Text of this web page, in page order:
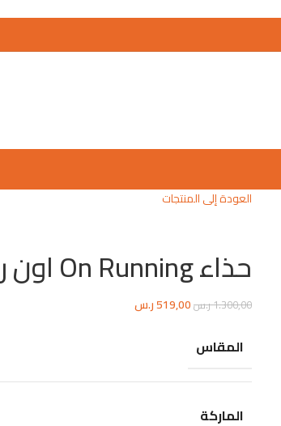
العودة إلى المنتجات
حذاء On Running اون رانينج اسود اخضر
1.300,00ر.س519,00ر.س
المقاس
الماركة